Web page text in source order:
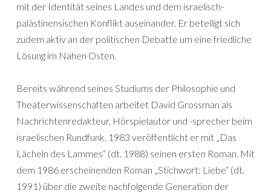
mit der Identität seines Landes und dem israelisch-
palästinensischen Konflikt auseinander. Er beteiligt sich
zudem aktiv an der politischen Debatte um eine friedliche
Lösung im Nahen Osten.
Bereits während seines Studiums der Philosophie und
Theaterwissenschaften arbeitet David Grossman als
Nachrichtenredakteur, Hörspielautor und -sprecher beim
israelischen Rundfunk. 1983 veröffentlicht er mit „Das
Lächeln des Lammes“ (dt. 1988) seinen ersten Roman. Mit
dem 1986 erscheinenden Roman „Stichwort: Liebe“ (dt.
1991) über die zweite nachfolgende Generation der